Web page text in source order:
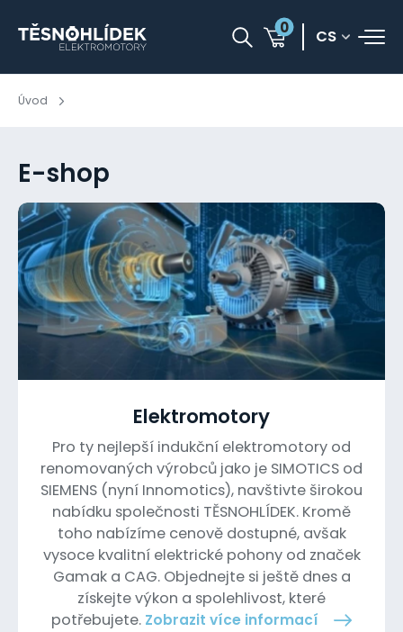
0 CS
Úvod
E-shop
Elektromotory
Pro ty nejlepší indukční elektromotory od
renomovaných výrobců jako je SIMOTICS od
SIEMENS (nyní Innomotics), navštivte širokou
nabídku společnosti TĚSNOHLÍDEK. Kromě
toho nabízíme cenově dostupné, avšak
vysoce kvalitní elektrické pohony od značek
Gamak a CAG. Objednejte si ještě dnes a
získejte výkon a spolehlivost, které
potřebujete. Zobrazit více informací